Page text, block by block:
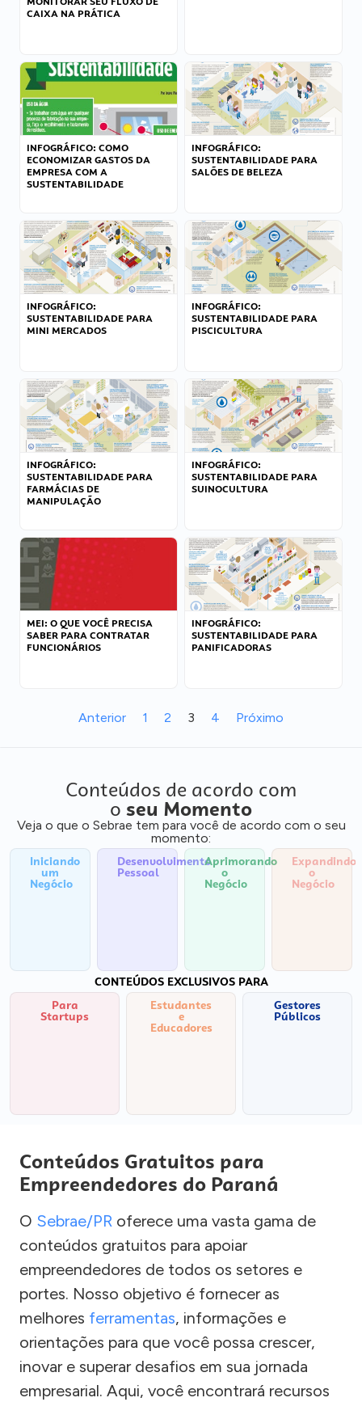
CAIXA NA PRÁTICA
INFOGRÁFICO: COMO
ECONOMIZAR GASTOS DA
EMPRESA COM A
SUSTENTABILIDADE
INFOGRÁFICO:
SUSTENTABILIDADE PARA
SALÕES DE BELEZA
INFOGRÁFICO:
SUSTENTABILIDADE PARA
MINI MERCADOS
INFOGRÁFICO:
SUSTENTABILIDADE PARA
PISCICULTURA
INFOGRÁFICO:
SUSTENTABILIDADE PARA
FARMÁCIAS DE
MANIPULAÇÃO
INFOGRÁFICO:
SUSTENTABILIDADE PARA
SUINOCULTURA
MEI: O QUE VOCÊ PRECISA
SABER PARA CONTRATAR
FUNCIONÁRIOS
INFOGRÁFICO:
SUSTENTABILIDADE PARA
PANIFICADORAS
Anterior 1 2 3 4 Próximo
Conteúdos de acordo com
o seu Momento
Veja o que o Sebrae tem para você de acordo com o seu
momento:
Iniciando
um
Negócio
Desenvolvimento
Pessoal
Aprimorando
o
Negócio
Expandindo
o
Negócio
CONTEÚDOS EXCLUSIVOS PARA
Para
Startups
Estudantes
e
Educadores
Gestores
Públicos
Conteúdos Gratuitos para
Empreendedores do Paraná
O Sebrae/PR oferece uma vasta gama de
conteúdos gratuitos para apoiar
empreendedores de todos os setores e
portes. Nosso objetivo é fornecer as
melhores ferramentas, informações e
orientações para que você possa crescer,
inovar e superar desafios em sua jornada
empresarial. Aqui, você encontrará recursos